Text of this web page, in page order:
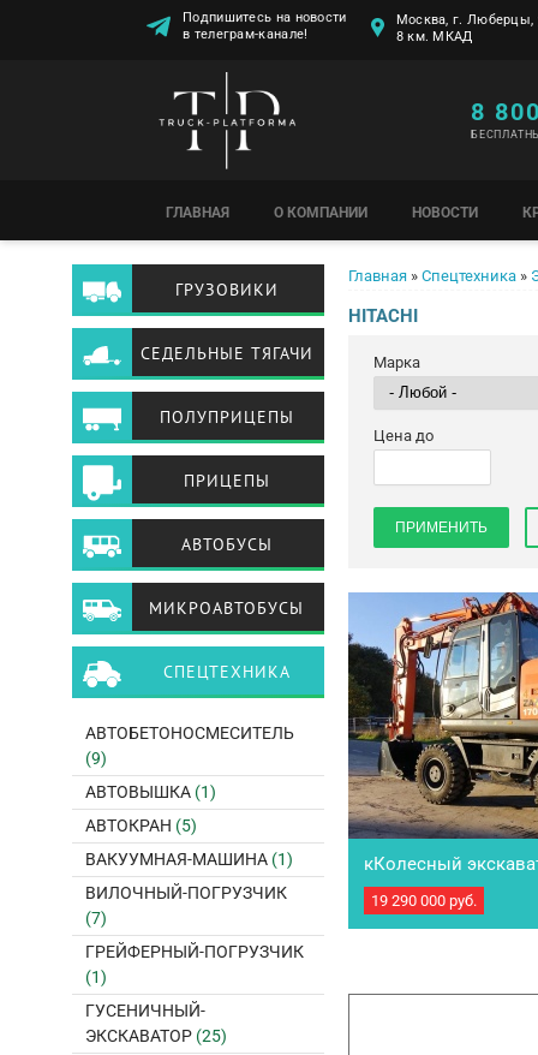
Подпишитесь на новости
в телеграм-канале!
Москва, г. Люберцы,
8 км. МКАД
8 800
ГЛАВНАЯ О КОМПАНИИ НОВОСТИ
Вы здесь
Главная » Спецтехника »
HITACHI
Марка
Цена до
ПОД ЗAКAЗ Срок
кКолесный
170w
19 290 000 руб.
ГРУЗОВИКИ
СЕДЕЛЬНЫЕ ТЯГАЧИ
ПОЛУПРИЦЕПЫ
ПРИЦЕПЫ
АВТОБУСЫ
МИКРОАВТОБУСЫ
СПЕЦТЕХНИКА
АВТОБЕТОНОСМЕСИТЕЛЬ
(9)
АВТОВЫШКА (1)
АВТОКРАН (5)
ВАКУУМНАЯ-МАШИНА (1)
ВИЛОЧНЫЙ-ПОГРУЗЧИК
(7)
ГРЕЙФЕРНЫЙ-ПОГРУЗЧИК
(1)
ГУСЕНИЧНЫЙ-
ЭКСКАВАТОР (25)